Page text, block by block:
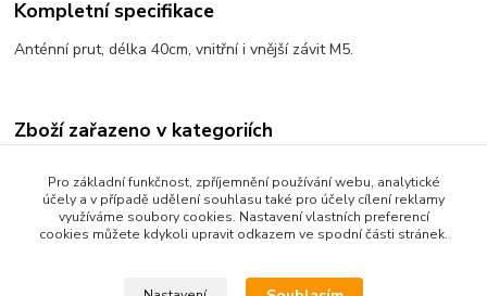
Kompletní specifikace
Anténní prut, délka 40cm, vnitřní i vnější závit M5.
Zboží zařazeno v kategoriích
Auto
Exteriér
Pro základní funkčnost, zpříjemnění používání webu, analytické
účely a v případě udělení souhlasu také pro účely cílení reklamy
využíváme soubory cookies. Nastavení vlastních preferencí
cookies můžete kdykoli upravit odkazem ve spodní části stránek.